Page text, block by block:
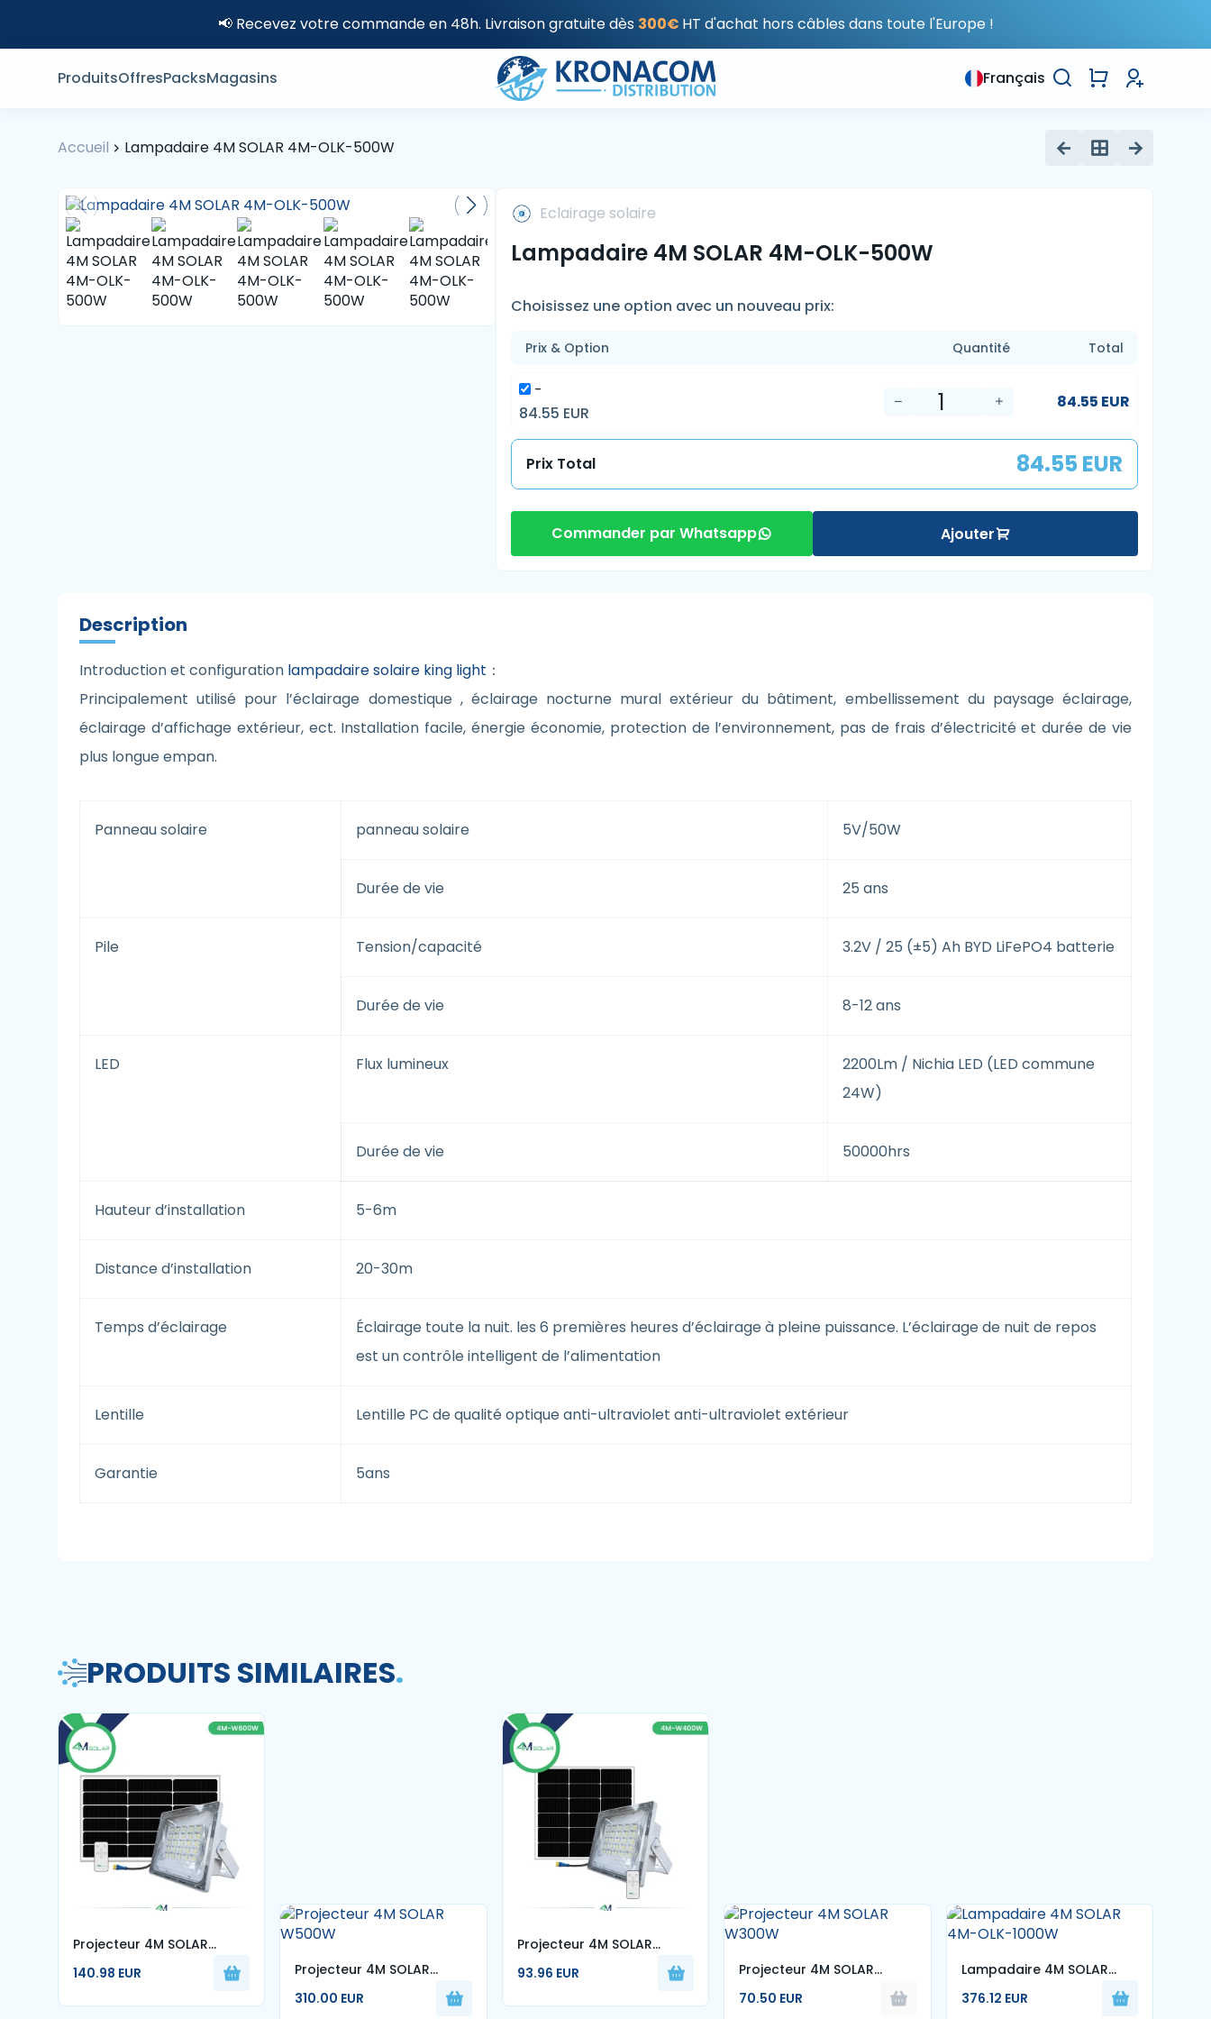
📢 Recevez votre commande en 48h. Livraison gratuite dès 300€ HT d'achat hors câbles dans toute l'Europe !
ProduitsOffresPacksMagasins Français
Accueil Lampadaire 4M SOLAR 4M-OLK-500W
Eclairage solaire
Lampadaire 4M SOLAR 4M-OLK-500W
Choisissez une option avec un nouveau prix:
Prix & Option Quantité Total
-
84.55 EUR
84.55 EUR
Prix Total 84.55 EUR
Commander par Whatsapp Ajouter
Description
Introduction et configuration lampadaire solaire king light ：
Principalement utilisé pour l’éclairage domestique , éclairage nocturne mural extérieur du bâtiment, embellissement du paysage éclairage,
éclairage d’affichage extérieur, ect. Installation facile, énergie économie, protection de l’environnement, pas de frais d’électricité et durée de vie
plus longue empan.
Panneau solaire panneau solaire 5V/50W
Durée de vie 25 ans
Pile Tension/capacité 3.2V / 25 (±5) Ah BYD LiFePO4 batterie
Durée de vie 8-12 ans
LED Flux lumineux
2200Lm / Nichia LED (LED commune
24W)
Durée de vie 50000hrs
Hauteur d’installation 5-6m
Distance d’installation 20-30m
Temps d’éclairage
Éclairage toute la nuit. les 6 premières heures d’éclairage à pleine puissance. L’éclairage de nuit de repos
est un contrôle intelligent de l’alimentation
Lentille Lentille PC de qualité optique anti-ultraviolet anti-ultraviolet extérieur
Garantie 5ans
PRODUITS SIMILAIRES.
Projecteur 4M SOLAR
W600W
140.98 EUR
Projecteur 4M SOLAR
W500W
310.00 EUR
Projecteur 4M SOLAR
W400W
93.96 EUR
Projecteur 4M SOLAR
W300W
70.50 EUR
Lampadaire 4M SOLAR
4M-OLK-1000W
376.12 EUR